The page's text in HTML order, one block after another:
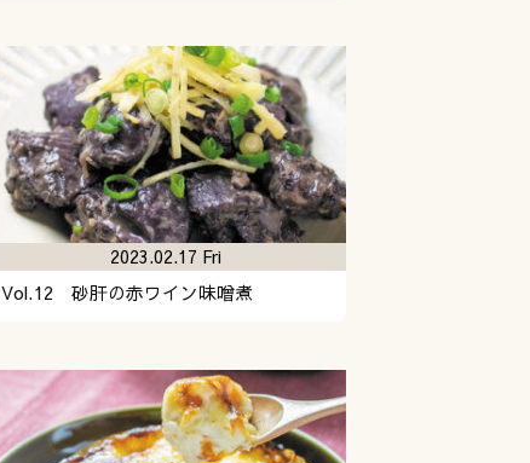
Vol.12 砂肝の赤ワイン味噌煮
2023.02.17 Fri